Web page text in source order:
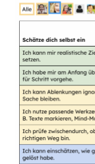
Sticker verwenden
Korrekturform
Aufgaben
Kalender
Kurs-Kalender
Ergebnisse
Chat
Portfolios